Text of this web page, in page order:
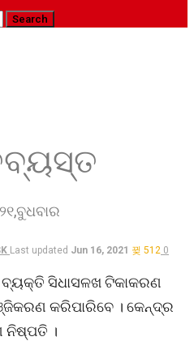
Last updated Jun 16, 2021 512 0
ସିଧାସଳଖ ଟିକାକରଣ
କରିପାରିବେ । କେନ୍ଦ୍ର
ନିଷ୍ପତି ।